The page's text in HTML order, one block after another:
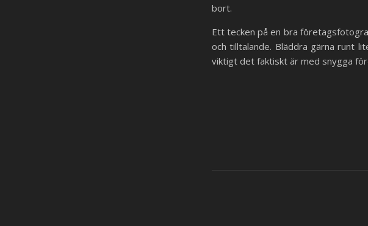
bort.
Ett tecken på en bra
och tilltalande. Bläddra gärna runt
viktigt det faktiskt är med snygga